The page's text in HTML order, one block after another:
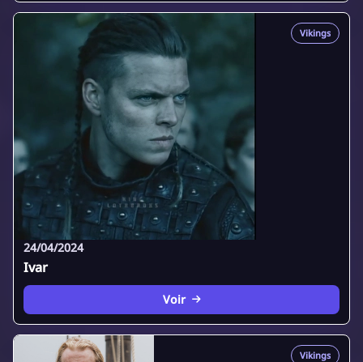
Vikings
24/04/2024
Ivar
Voir
Vikings